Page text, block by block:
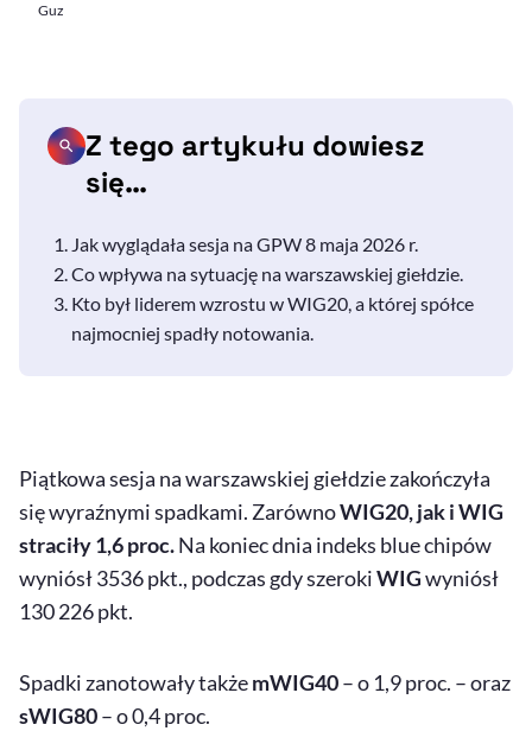
Guz
Z tego artykułu dowiesz
się…
Jak wyglądała sesja na GPW 8 maja 2026 r.
Co wpływa na sytuację na warszawskiej giełdzie.
Kto był liderem wzrostu w WIG20, a której spółce
najmocniej spadły notowania.
Piątkowa sesja na warszawskiej giełdzie zakończyła
się wyraźnymi spadkami. ZarównoWIG20, jak i WIG
straciły 1,6 proc.Na koniec dnia indeks bluechipów
wyniósł 3536 pkt., podczas gdy szerokiWIGwyniósł
130 226 pkt.
Spadki zanotowały takżemWIG40– o 1,9 proc. – oraz
sWIG80– o 0,4 proc.